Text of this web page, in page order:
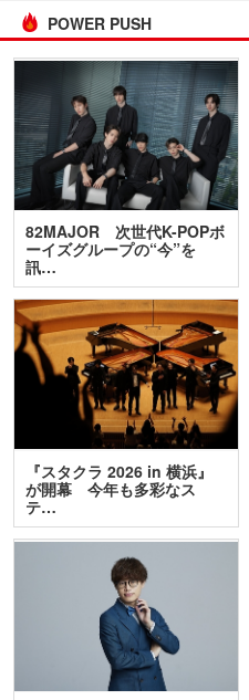
POWER PUSH
82MAJOR 次世代K-POPボ
ーイズグループの“今”を
訊…
『スタクラ 2026 in 横浜』
が開幕 今年も多彩なス
テ…